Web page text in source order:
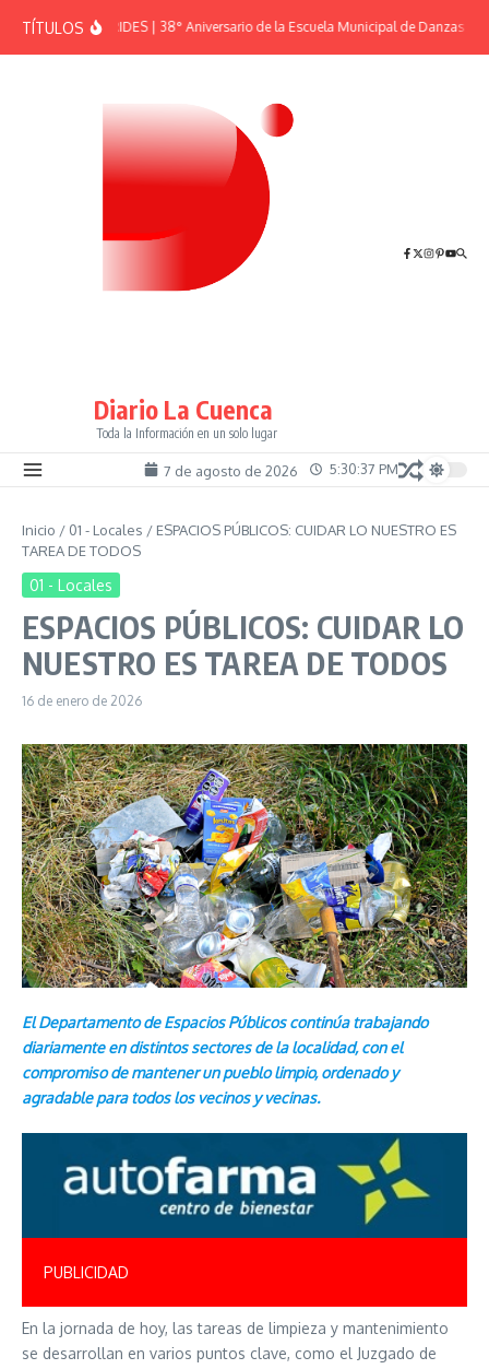
TÍTULOSEFEMÉRIDES | 38° Aniversario de la Escuela Municipal de Danzas “El
Diario La Cuenca
Toda la Información en un solo lugar
7 de agosto de 2026 5:30:37 PM
Inicio / 01 - Locales / ESPACIOS PÚBLICOS: CUIDAR LO NUESTRO ES
TAREA DE TODOS
01 - Locales
ESPACIOS PÚBLICOS: CUIDAR LO
NUESTRO ES TAREA DE TODOS
16 de enero de 2026
El Departamento de Espacios Públicos continúa trabajando
diariamente en distintos sectores de la localidad, con el
compromiso de mantener un pueblo limpio, ordenado y
agradable para todos los vecinos y vecinas.
PUBLICIDAD
En la jornada de hoy, las tareas de limpieza y mantenimiento
se desarrollan en varios puntos clave, como el Juzgado de